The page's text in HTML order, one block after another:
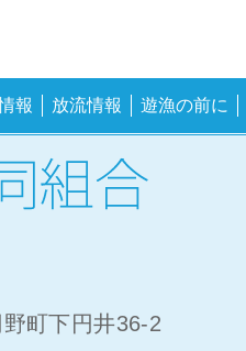
報 放流情報 遊漁の前に
町下円井36-2